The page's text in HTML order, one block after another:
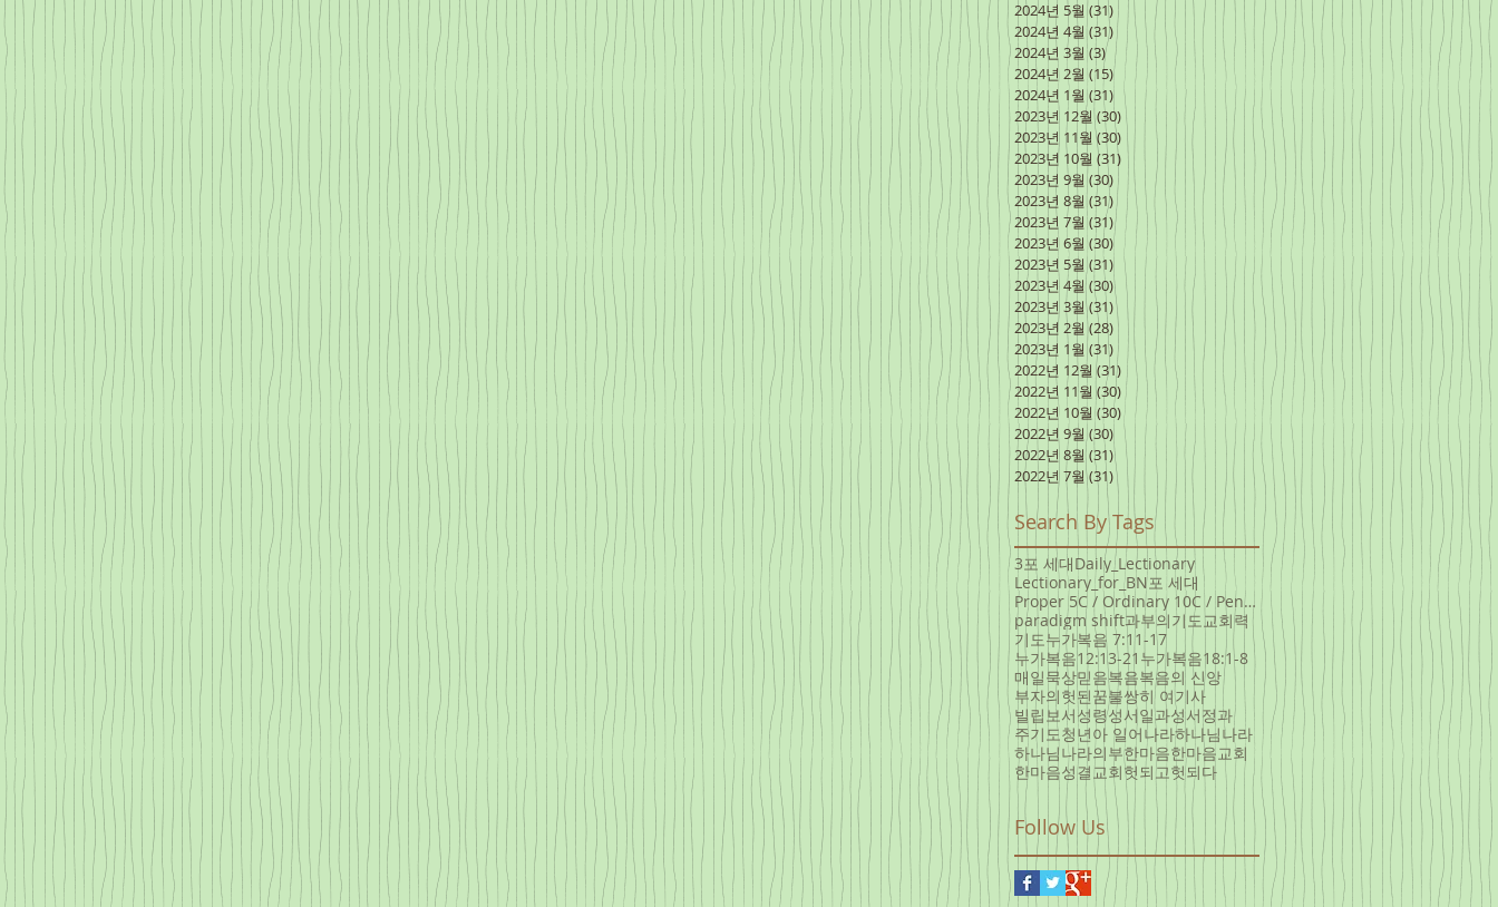
2024년 5월 (31) 게시물 31개
2024년 4월 (31) 게시물 31개
2024년 3월 (3)게시물 3개
2024년 2월 (15)게시물 15개
2024년 1월 (31) 게시물 31개
2023년 12월 (30) 게시물 30개
2023년 11월 (30) 게시물 30개
2023년 10월 (31) 게시물 31개
2023년 9월 (30) 게시물 30개
2023년 8월 (31) 게시물 31개
2023년 7월 (31)게시물 31개
2023년 6월 (30) 게시물 30개
2023년 5월 (31) 게시물 31개
2023년 4월 (30)게시물 30개
2023년 3월 (31)게시물 31개
2023년 2월 (28) 게시물 28개
2023년 1월 (31) 게시물 31개
2022년 12월 (31) 게시물 31개
2022년 11월 (30) 게시물 30개
2022년 10월 (30)게시물 30개
2022년 9월 (30) 게시물 30개
2022년 8월 (31)게시물 31개
2022년 7월 (31)게시물 31개
Search By Tags
3포 세대Daily_Lectionary
Lectionary_for_BN포 세대
Proper 5C / Ordinary 10C / Pentecost +3 June 5, 20
paradigm shift과부의기도 교회력
기도누가복음 7:11-17
누가복음12:13-21 누가복음18:1-8
매일묵상믿음복음복음의 신앙
부자의헛된꿈불쌍히 여기사
빌립보서성령성서일과성서정과
주기도청년아 일어나라하나님나라
하나님나라의부한마음한마음교회
한마음성결교회헛되고헛되다
Follow Us